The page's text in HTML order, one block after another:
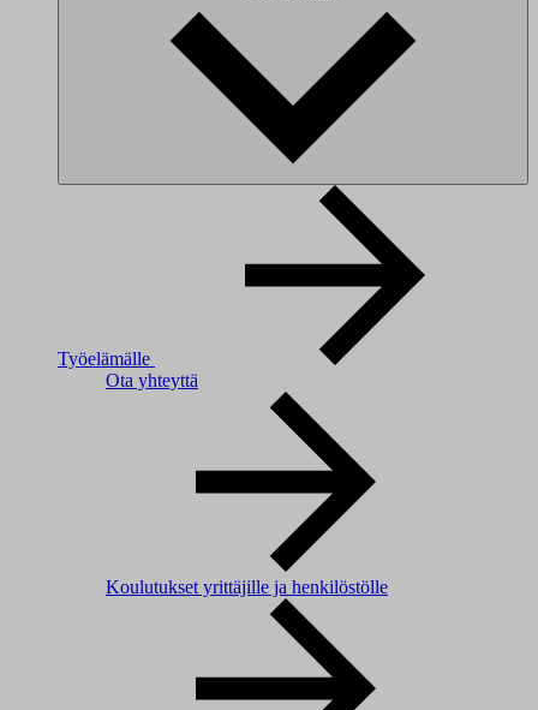
Työelämälle
Ota yhteyttä
Koulutukset yrittäjille ja henkilöstölle